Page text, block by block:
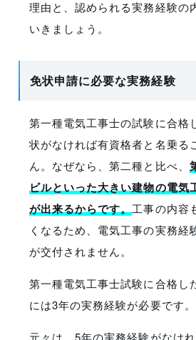
理由と、認められる実務経験の
いきましょう。
免状申請に必要な実務経験
第一種電気工事士の試験に合格
状がなければ有資格者と名乗る
ん。なぜなら、第二種と比べ、
ビルといった大きい建物の電気
が出来るからです。工事の内容
くなるため、電気工事の実務経
が交付されません。
第一種電気工事士試験に合格し
には3年の実務経験が必要です。